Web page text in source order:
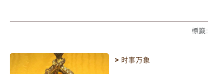
標籤:
> 时事万象